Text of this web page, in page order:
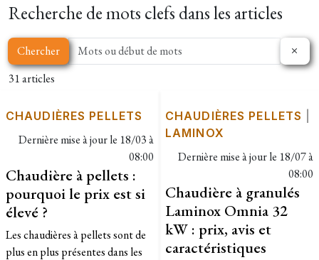
Recherche de mots clefs dans les articles
Chercher
31 articles
CHAUDIÈRES PELLETS
Dernière mise à jour le 18/03 à
08:00
Chaudière à pellets :
pourquoi le prix est si
élevé ?
Les chaudières à pellets sont de
plus en plus présentes dans les
CHAUDIÈRES PELLETS
LAMINOX
Dernière mise à jour le 18/07 à
08:00
Chaudière à granulés
Laminox Omnia 32
kW : prix, avis et
caractéristiques